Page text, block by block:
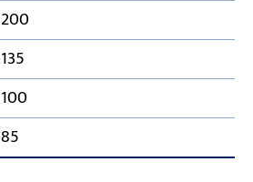
200
135
100
85